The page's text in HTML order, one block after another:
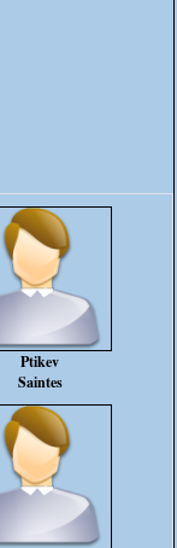
Ptikev
Saintes